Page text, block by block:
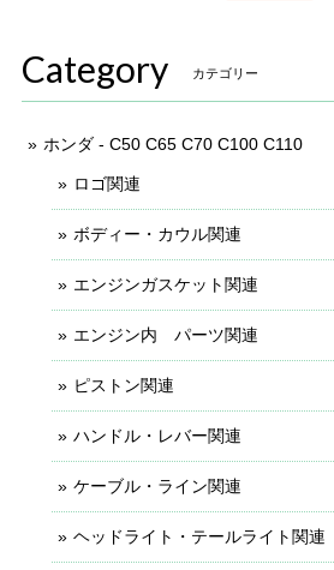
Category カテゴリー
ホンダ - C50 C65 C70 C100 C110
ロゴ関連
ボディー・カウル関連
エンジンガスケット関連
エンジン内 パーツ関連
ピストン関連
ハンドル・レバー関連
ケーブル・ライン関連
ヘッドライト・テールライト関連